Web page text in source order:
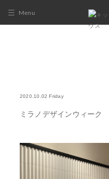
Menu
2020.10.02 Friday
ミラノデザインウィーク